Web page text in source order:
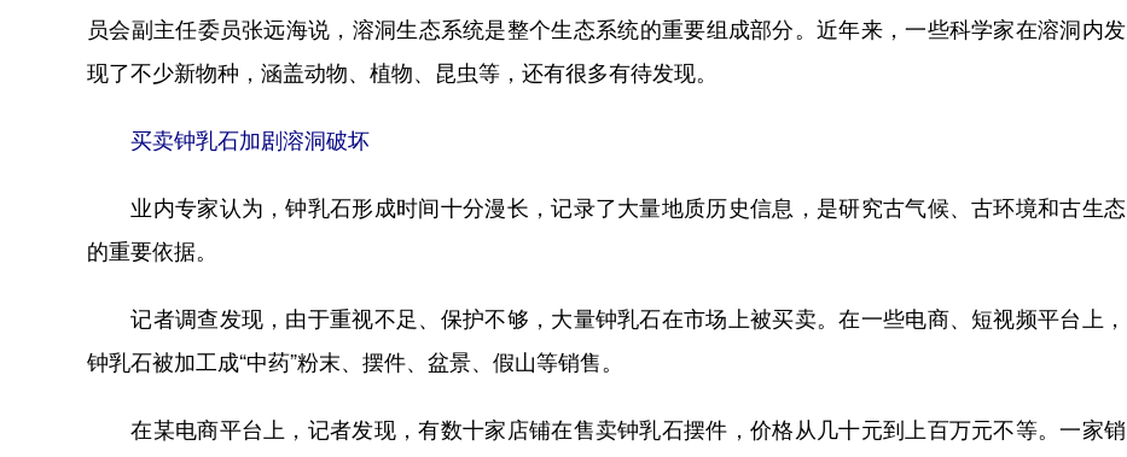
员会副主任委员张远海说，溶洞生态系统是整个生态系统的重要组成部分。近年来，一些科学家在溶洞内发
现了不少新物种，涵盖动物、植物、昆虫等，还有很多有待发现。
买卖钟乳石加剧溶洞破坏
业内专家认为，钟乳石形成时间十分漫长，记录了大量地质历史信息，是研究古气候、古环境和古生态
的重要依据。
记者调查发现，由于重视不足、保护不够，大量钟乳石在市场上被买卖。在一些电商、短视频平台上，
钟乳石被加工成“中药”粉末、摆件、盆景、假山等销售。
在某电商平台上，记者发现，有数十家店铺在售卖钟乳石摆件，价格从几十元到上百万元不等。一家销